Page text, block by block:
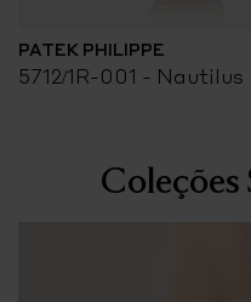
PATEK PHILIPPE
5712/1R-001 - Nautilus
Coleções